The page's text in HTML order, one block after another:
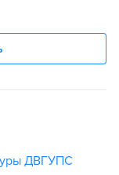
ДВГУПС